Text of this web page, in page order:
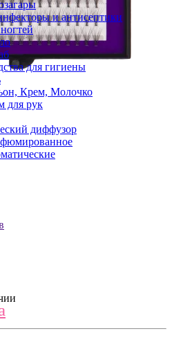
и антисептики
для гигиены
Крем, Молочко
для рук
диффузор